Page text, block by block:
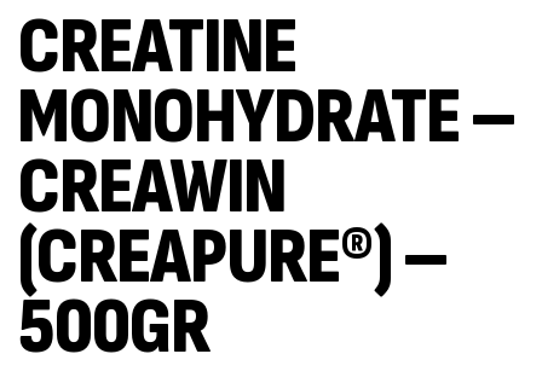
CREATINE
MONOHYDRATE –
CREAWIN
(CREAPURE®) –
500GR